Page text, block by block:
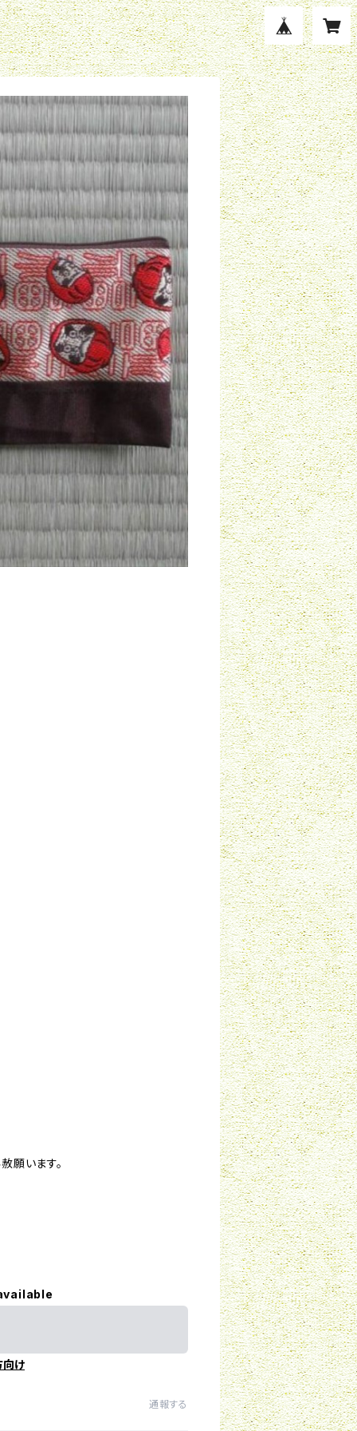
います。
向け
通報する